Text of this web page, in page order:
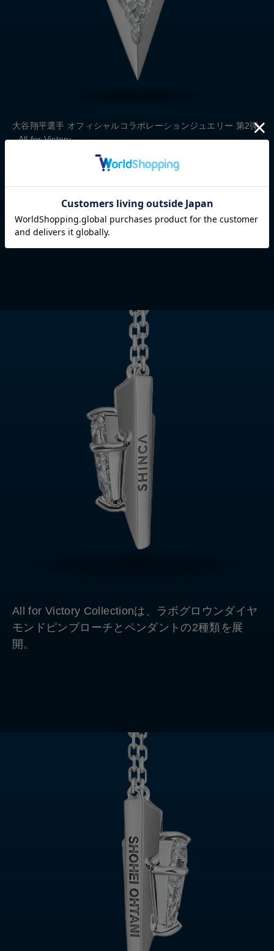
大谷翔平選手 オフィシャルコラボレーションジュエリー 第2弾
- All for Victory -
SHOHEI OHTANI OFFICIAL「LABORATORY
LEARN MORE
All for Victory Collectionは、ラボグロウンダイヤ
モンドピンブローチとペンダントの2種類を展
開。